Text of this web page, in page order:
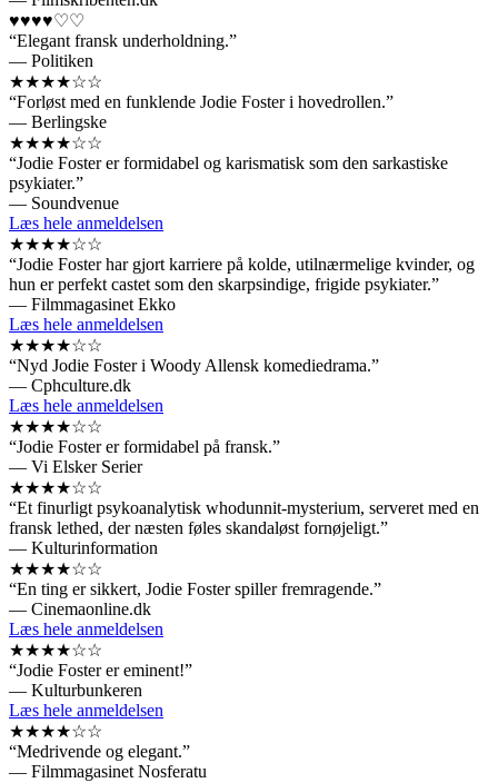
♥♥♥♥♡♡
“Elegant fransk underholdning.”
— Politiken
★★★★☆☆
“Forløst med en funklende Jodie Foster i hovedrollen.”
— Berlingske
★★★★☆☆
“Jodie Foster er formidabel og karismatisk som den sarkastiske
psykiater.”
— Soundvenue
Læs hele anmeldelsen
★★★★☆☆
“Jodie Foster har gjort karriere på kolde, utilnærmelige kvinder, og
hun er perfekt castet som den skarpsindige, frigide psykiater.”
— Filmmagasinet Ekko
Læs hele anmeldelsen
★★★★☆☆
“Nyd Jodie Foster i Woody Allensk komediedrama.”
— Cphculture.dk
Læs hele anmeldelsen
★★★★☆☆
“Jodie Foster er formidabel på fransk.”
— Vi Elsker Serier
★★★★☆☆
“Et finurligt psykoanalytisk whodunnit-mysterium, serveret med en
fransk lethed, der næsten føles skandaløst fornøjeligt.”
— Kulturinformation
★★★★☆☆
“En ting er sikkert, Jodie Foster spiller fremragende.”
— Cinemaonline.dk
Læs hele anmeldelsen
★★★★☆☆
“Jodie Foster er eminent!”
— Kulturbunkeren
Læs hele anmeldelsen
★★★★☆☆
“Medrivende og elegant.”
— Filmmagasinet Nosferatu